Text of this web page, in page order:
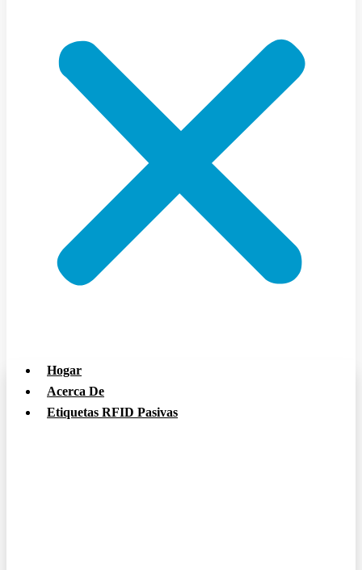
Hogar
Acerca De
Etiquetas RFID Pasivas